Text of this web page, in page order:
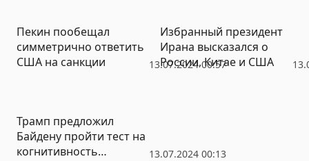
«Новый День»
13.07.2024 00:57
Пекин пообещал
симметрично ответить
США на санкции
Избранный президент
Ирана высказался о
России, Китае и США
13.07.2024 00:13
Трамп предложил
Байдену пройти тест на
когнитивность